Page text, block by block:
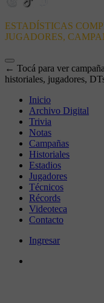
ESTADÍSTICAS
JUGADORES,
← Tocá para ver
historiales, jugadores,
Inicio
Archivo Digital
Trivia
Notas
Campañas
Historiales
Estadios
Jugadores
Técnicos
Récords
Videoteca
Contacto
Ingresar